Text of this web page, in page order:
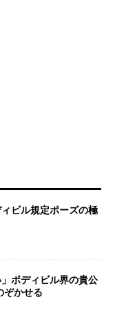
ビル規定ポーズの極
ボディビル界の貴公
ぞかせる